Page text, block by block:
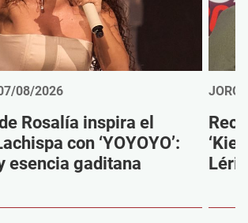
08/2026
Rosalía inspira el
con ‘YOYOYO’:
esencia gaditana